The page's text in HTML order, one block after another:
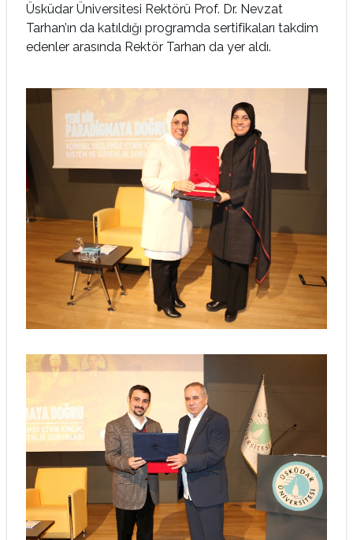
Üsküdar Üniversitesi Rektörü Prof. Dr. Nevzat
Tarhan’ın da katıldığı programda sertifikaları takdim
edenler arasında Rektör Tarhan da yer aldı.